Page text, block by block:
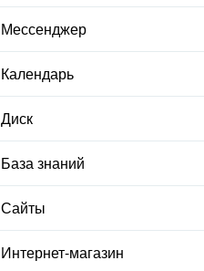
Мессенджер
Календарь
Диск
База знаний
Сайты
Интернет-магазин